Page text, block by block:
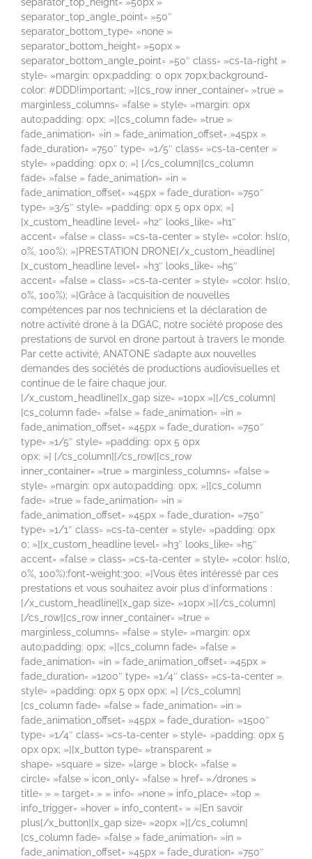
separator_top_angle_point= »50″
separator_bottom_type= »none »
separator_bottom_height= »50px »
separator_bottom_angle_point= »50″ class= »cs-ta-right »
style= »margin: 0px;padding: 0 0px 70px;background-
color: #DDD!important; »][cs_row inner_container= »true »
marginless_columns= »false » style= »margin: 0px
auto;padding: 0px; »][cs_column fade= »true »
fade_animation= »in » fade_animation_offset= »45px »
fade_duration= »750″ type= »1/5″ class= »cs-ta-center »
style= »padding: 0px 0; »] [/cs_column][cs_column
fade= »false » fade_animation= »in »
fade_animation_offset= »45px » fade_duration= »750″
type= »3/5″ style= »padding: 0px 5 0px 0px; »]
[x_custom_headline level= »h2″ looks_like= »h1″
accent= »false » class= »cs-ta-center » style= »color: hsl(0,
0%, 100%); »]PRESTATION DRONE[/x_custom_headline]
[x_custom_headline level= »h3″ looks_like= »h5″
accent= »false » class= »cs-ta-center » style= »color: hsl(0,
0%, 100%); »]Grâce à l’acquisition de nouvelles
compétences par nos techniciens et la déclaration de
notre activité drone à la DGAC, notre société propose des
prestations de survol en drone partout à travers le monde.
Par cette activité, ANATONE s’adapte aux nouvelles
demandes des sociétés de productions audiovisuelles et
continue de le faire chaque jour.
[/x_custom_headline][x_gap size= »10px »][/cs_column]
[cs_column fade= »false » fade_animation= »in »
fade_animation_offset= »45px » fade_duration= »750″
type= »1/5″ style= »padding: 0px 5 0px
0px; »] [/cs_column][/cs_row][cs_row
inner_container= »true » marginless_columns= »false »
style= »margin: 0px auto;padding: 0px; »][cs_column
fade= »true » fade_animation= »in »
fade_animation_offset= »45px » fade_duration= »750″
type= »1/1″ class= »cs-ta-center » style= »padding: 0px
0; »][x_custom_headline level= »h3″ looks_like= »h5″
accent= »false » class= »cs-ta-center » style= »color: hsl(0,
0%, 100%);font-weight:300; »]Vous êtes intéressé par ces
prestations et vous souhaitez avoir plus d’informations :
[/x_custom_headline][x_gap size= »10px »][/cs_column]
[/cs_row][cs_row inner_container= »true »
marginless_columns= »false » style= »margin: 0px
auto;padding: 0px; »][cs_column fade= »false »
fade_animation= »in » fade_animation_offset= »45px »
fade_duration= »1200″ type= »1/4″ class= »cs-ta-center »
style= »padding: 0px 5 0px 0px; »] [/cs_column]
[cs_column fade= »false » fade_animation= »in »
fade_animation_offset= »45px » fade_duration= »1500″
type= »1/4″ class= »cs-ta-center » style= »padding: 0px 5
0px 0px; »][x_button type= »transparent »
shape= »square » size= »large » block= »false »
circle= »false » icon_only= »false » href= »/drones »
title= » » target= » » info= »none » info_place= »top »
info_trigger= »hover » info_content= » »]En savoir
plus[/x_button][x_gap size= »20px »][/cs_column]
[cs_column fade= »false » fade_animation= »in »
fade_animation_offset= »45px » fade_duration= »750″